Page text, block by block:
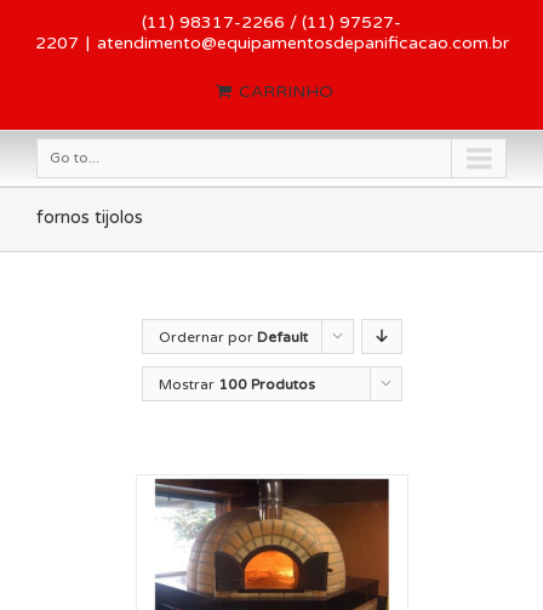
(11) 98317-2266 / (11) 97527-
2207 | atendimento@equipamentosdepanificacao.com.br
CARRINHO
Go to...
fornos tijolos
Ordernar por Default
Order
Mostrar 100 Produtos